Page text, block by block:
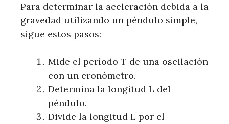
Para determinar la aceleración debida a la
gravedad utilizando un péndulo simple,
sigue estos pasos:
Mide el período T de una oscilación
con un cronómetro.
Determina la longitud L del
péndulo.
Divide la longitud L por el